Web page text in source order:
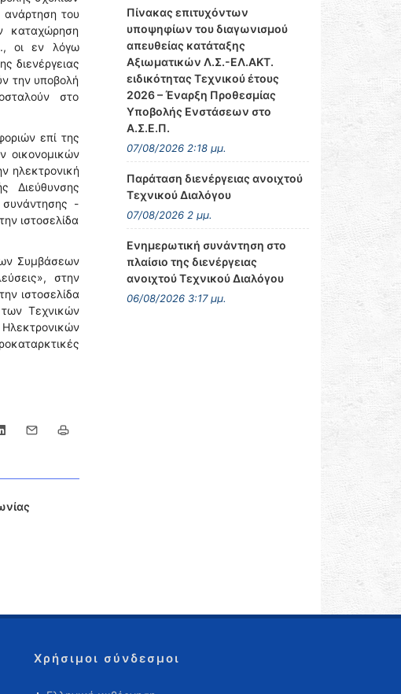
ανάρτηση του
καταχώρηση
οι εν λόγω
διενέργειας
την υποβολή
στο
επί της
οικονομικών
ηλεκτρονική
Διεύθυνσης
συνάντησης -
ιστοσελίδα
Συμβάσεων
στην
ιστοσελίδα
Τεχνικών
Πίνακας επιτυχόντων
υποψηφίων του διαγωνισμού
απευθείας κατάταξης
Αξιωματικών Λ.Σ.-ΕΛ.ΑΚΤ.
ειδικότητας Τεχνικού έτους
2026 – Έναρξη Προθεσμίας
Υποβολής Ενστάσεων στο
Α.Σ.Ε.Π.
07/08/2026 2:18 μμ.
Παράταση διενέργειας ανοιχτού
Τεχνικού Διαλόγου
07/08/2026 2 μμ.
Ενημερωτική συνάντηση στο
πλαίσιο της διενέργειας
ανοιχτού Τεχνικού Διαλόγου
06/08/2026 3:17 μμ.
Χρήσιμοι σύνδεσμοι